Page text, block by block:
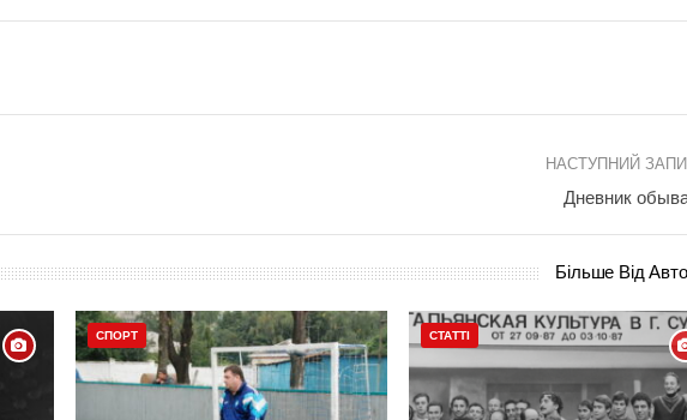
НАСТУПНИЙ
Дневник
Більше Від
СПОРТ СТАТТІ